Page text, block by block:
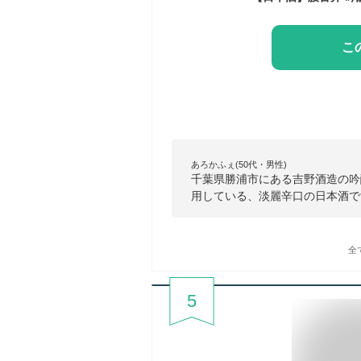
こ
あろかふぇ(50代・男性)
千葉県勝浦市にある吉野酒造の
用している、淡麗辛口の日本酒
全
5